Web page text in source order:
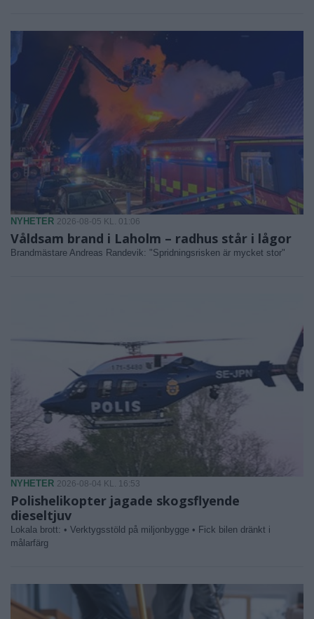
NYHETER 2026-08-05 KL. 01:06
Våldsam brand i Laholm – radhus står i lågor
Brandmästare Andreas Randevik: "Spridningsrisken är mycket stor"
NYHETER 2026-08-04 KL. 16:53
Polishelikopter jagade skogsflyende
dieseltjuv
Lokala brott: • Verktygsstöld på miljonbygge • Fick bilen dränkt i
målarfärg